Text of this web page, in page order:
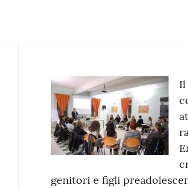
Contenuto
Il
genitori e figli